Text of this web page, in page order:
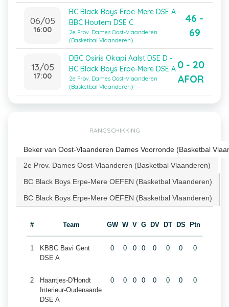
06/05
16:00
BC Black Boys Erpe-Mere DSE A -
BBC Houtem DSE C
2e Prov. Dames Oost-Vlaanderen
(Basketbal Vlaanderen)
46 -
69
13/05
17:00
DBC Osiris Okapi Aalst DSE D -
BC Black Boys Erpe-Mere DSE A
2e Prov. Dames Oost-Vlaanderen
(Basketbal Vlaanderen)
0 - 20
AFOR
RANGSCHIKKING
Beker van Oost-Vlaanderen Dames Voorronde (Basketbal
2e Prov. Dames Oost-Vlaanderen (Basketbal Vlaanderen)
BC Black Boys Erpe-Mere OEFEN (Basketbal Vlaanderen)
BC Black Boys Erpe-Mere OEFEN (Basketbal Vlaanderen)
# Team GW W V G DV DT DS Ptn
1
KBBC Bavi Gent
DSE A
0 0 0 0 0 0 0 0
2
Haantjes-D'Hondt
Interieur-Oudenaarde
DSE A
0 0 0 0 0 0 0 0